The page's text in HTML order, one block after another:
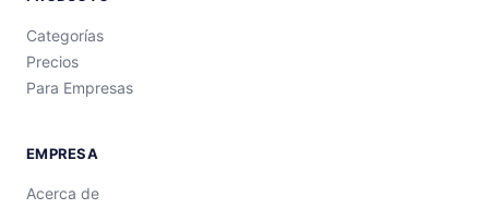
Categorías
Precios
Para Empresas
EMPRESA
Acerca de